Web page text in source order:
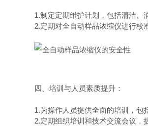
1.制定定期维护计划，包括清洁、
2.定期对全自动样品浓缩仪进行校
四、培训与人员素质提升：
1.为操作人员提供全面的培训，包
2.定期组织培训和技术交流会议，